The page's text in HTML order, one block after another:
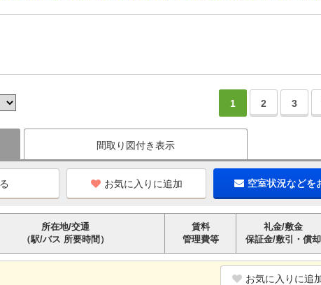
1 2 3
間取り図付き表示
お気に入りに追加 空室状況などを
所在地/交通
（駅/バス 所要時間）
賃料
管理費等
礼金/敷金
保証金/敷引・償却
お気に入りに追